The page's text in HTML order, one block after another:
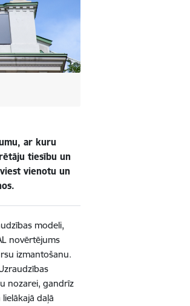
ar kuru
tiesību un
vienotu un
modeli,
novērtējums
izmantošanu.
nozarei, gandrīz
daļā